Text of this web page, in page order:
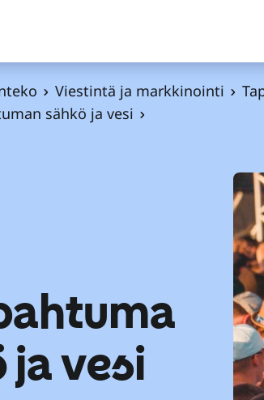
Viestintä ja markkinointi
sähkö ja vesi
ja vesi